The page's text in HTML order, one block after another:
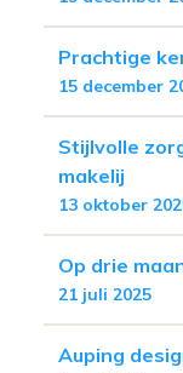
Prachtige
15 december
Stijlvolle
makelij
13 oktober
Op drie
21 juli 2025
Auping